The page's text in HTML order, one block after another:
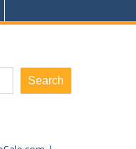
Search